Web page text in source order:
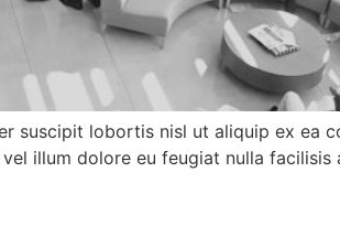
suscipit lobortis nisl ut aliquip ex ea
illum dolore eu feugiat nulla facilisis